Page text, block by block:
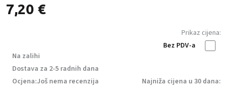
7,20 €
Prikaz cijena:
Bez PDV-a
Na zalihi
Dostava za 2-5 radnih dana
Ocjena:Još nema recenzija Najniža cijena u 30 dana: